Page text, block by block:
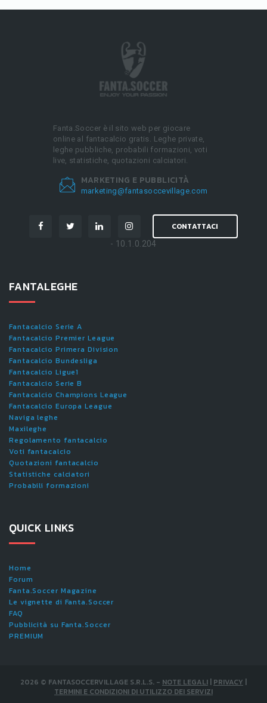
Fanta.Soccer è il sito web per giocare
online al fantacalcio gratis. Leghe private,
leghe pubbliche, probabili formazioni, voti
live, statistiche, quotazioni calciatori.
MARKETING E PUBBLICITÀ
marketing@fantasoccevillage.com
CONTATTACI
- 10.1.0.204
FANTALEGHE
Fantacalcio Serie A
Fantacalcio Premier League
Fantacalcio Primera Division
Fantacalcio Bundesliga
Fantacalcio Ligue1
Fantacalcio Serie B
Fantacalcio Champions League
Fantacalcio Europa League
Naviga leghe
Maxileghe
Regolamento fantacalcio
Voti fantacalcio
Quotazioni fantacalcio
Statistiche calciatori
Probabili formazioni
QUICK LINKS
Home
Forum
Fanta.Soccer Magazine
Le vignette di Fanta.Soccer
FAQ
Pubblicità su Fanta.Soccer
PREMIUM
2026 © FANTASOCCERVILLAGE S.R.L.S. - NOTE LEGALI | PRIVACY |
TERMINI E CONDIZIONI DI UTILIZZO DEI SERVIZI